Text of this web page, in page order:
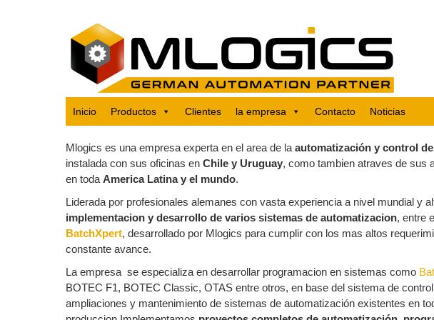
Inicio Productos Clientes la empresa Contacto Noticias
Mlogics es una empresa experta en el area de la automatización y control de
instalada con sus oficinas en Chile y Uruguay, como tambien atraves de sus
en toda America Latina y el mundo.
Liderada por profesionales alemanes con vasta experiencia a nivel mundial y
implementacion y desarrollo de varios sistemas de automatizacion, entre
BatchXpert, desarrollado por Mlogics para cumplir con los mas altos
constante avance.
La empresa se especializa en desarrollar programacion en sistemas como
BOTEC F1, BOTEC Classic, OTAS entre otros, en base del sistema de control
ampliaciones y mantenimiento de sistemas de automatización existentes en